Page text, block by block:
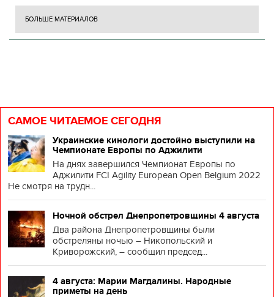
БОЛЬШЕ МАТЕРИАЛОВ
САМОЕ ЧИТАЕМОЕ СЕГОДНЯ
Украинские кинологи достойно выступили на
Чемпионате Европы по Аджилити
На днях завершился Чемпионат Европы по
Аджилити FCI Agility European Open Belgium 2022
Не смотря на трудн...
Ночной обстрел Днепропетровщины 4 августа
Два района Днепропетровщины были
обстреляны ночью – Никопольский и
Криворожский, – сообщил председ...
4 августа: Марии Магдалины. Народные
приметы на день